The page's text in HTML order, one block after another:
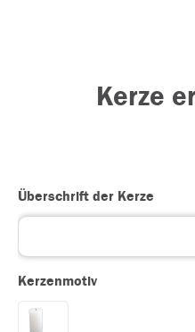
Kerze
Überschrift der Kerze
Kerzenmotiv